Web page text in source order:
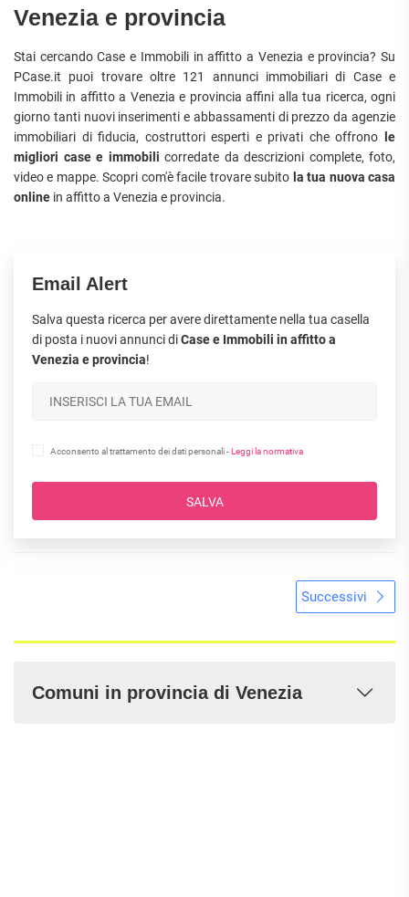
Venezia e provincia
Stai cercando Case e Immobili in affitto a Venezia e provincia? Su
PCase.it puoi trovare oltre 121 annunci immobiliari di Case e
Immobili in affitto a Venezia e provincia affini alla tua ricerca, ogni
giorno tanti nuovi inserimenti e abbassamenti di prezzo da agenzie
immobiliari di fiducia, costruttori esperti e privati che offrono le
migliori case e immobili corredate da descrizioni complete, foto,
video e mappe. Scopri com'è facile trovare subito la tua nuova casa
online in affitto a Venezia e provincia.
Email Alert
Salva questa ricerca per avere direttamente nella tua casella
di posta i nuovi annunci diCase e Immobili in affitto a
Venezia e provincia!
Acconsento al trattamento dei dati personali - Leggi la normativa
SALVA
Successivi
Comuni in provincia di Venezia